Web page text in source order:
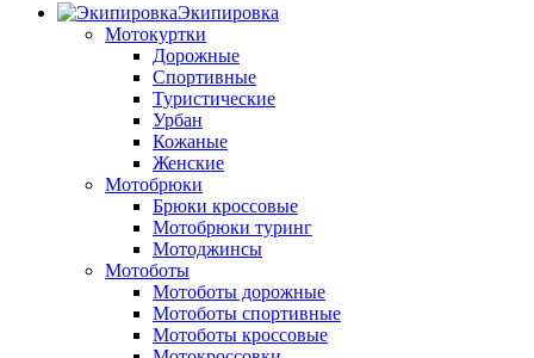
Экипировка
Мотокуртки
Дорожные
Спортивные
Туристические
Урбан
Кожаные
Женские
Мотобрюки
Брюки кроссовые
Мотобрюки туринг
Мотоджинсы
Мотоботы
Мотоботы дорожные
Мотоботы спортивные
Мотоботы кроссовые